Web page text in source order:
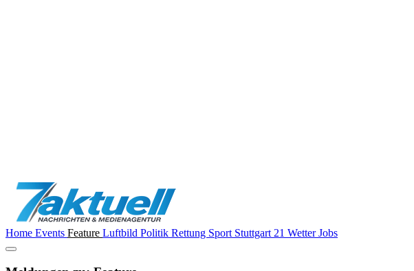
Home Events Feature Luftbild Politik Rettung Sport Stuttgart 21 WetterJobs